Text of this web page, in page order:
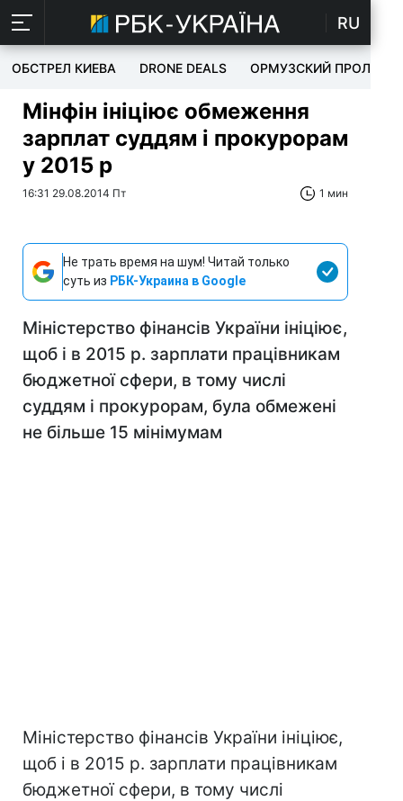
RU
ОБСТРЕЛ КИЕВА DRONE DEALS ОРМУЗСКИЙ ПРОЛИВ
Мінфін ініціює обмеження
зарплат суддям і прокурорам
у 2015 р
16:31 29.08.2014 Пт 1 мин
Не трать время на шум! Читай только
суть из РБК-Украина в Google
Міністерство фінансів України ініціює,
щоб і в 2015 р. зарплати працівникам
бюджетної сфери, в тому числі
суддям і прокурорам, була обмежені
не більше 15 мінімумам
Міністерство фінансів України ініціює,
щоб і в 2015 р. зарплати працівникам
бюджетної сфери, в тому числі